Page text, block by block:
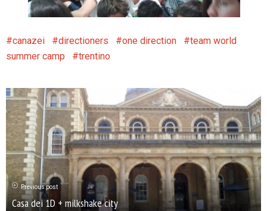
canazei directioners one direction
team world
summer camp
trentino
Previous post
Casa dei 1D + milkshake city